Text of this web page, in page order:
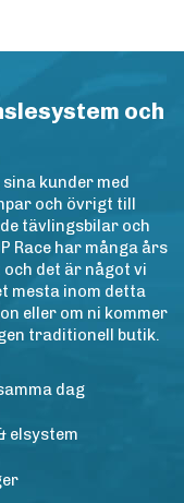
och
kunder med
och övrigt till
tävlingsbilar och
Race har många års
det är något vi
mesta inom detta
eller om ni kommer
traditionell butik.
dag
elsystem